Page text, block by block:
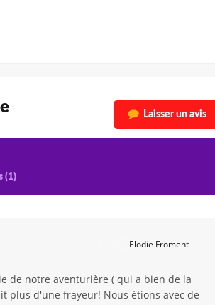
Laisser un avis
(1)
Elodie Froment
de notre aventurière ( qui a bien de la
plus d'une frayeur! Nous étions avec de